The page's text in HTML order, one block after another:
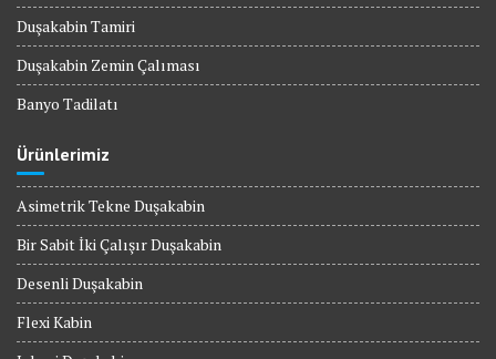
Duşakabin Tamiri
Duşakabin Zemin Çalıması
Banyo Tadilatı
Ürünlerimiz
Asimetrik Tekne Duşakabin
Bir Sabit İki Çalışır Duşakabin
Desenli Duşakabin
Flexi Kabin